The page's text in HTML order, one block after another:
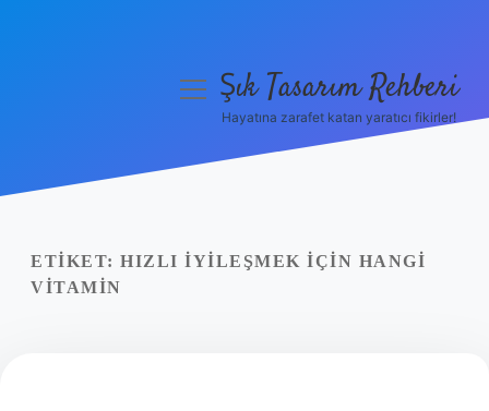
Yasal Uyarı
menüyüŞık Tasarım Rehberi
Hayatına zarafet katan yaratıcı fikirler!
ETIKET: HIZLI IYILEŞMEK IÇIN HANGI
VITAMIN